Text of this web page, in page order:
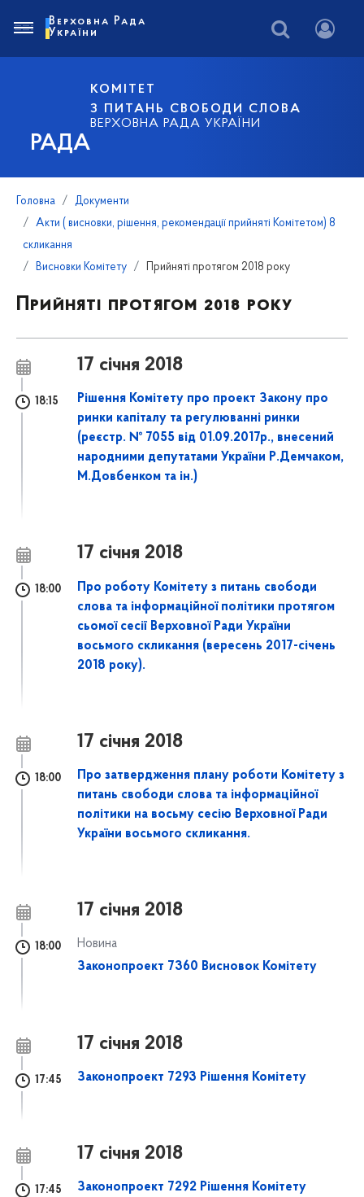
РАДА
КОМІТЕТ
З ПИТАНЬ СВОБОДИ СЛОВА
ВЕРХОВНА РАДА УКРАЇНИ
Верховна Рада
України
Головна
Документи
Акти ( висновки, рішення, рекомендації прийняті Комітетом) 8
скликання
Висновки Комітету
Прийняті протягом 2018 року
Прийняті протягом 2018 року
17 січня 2018
18:15
Рішення Комітету про проект Закону про
ринки капіталу та регулюванні ринки
(реєстр. № 7055 від 01.09.2017р., внесений
народними депутатами України Р.Демчаком,
М.Довбенком та ін.)
17 січня 2018
18:00
Про роботу Комітету з питань свободи
слова та інформаційної політики протягом
сьомої сесії Верховної Ради України
восьмого скликання (вересень 2017-січень
2018 року).
17 січня 2018
18:00
Про затвердження плану роботи Комітету з
питань свободи слова та інформаційної
політики на восьму сесію Верховної Ради
України восьмого скликання.
17 січня 2018
18:00
Новина
Законопроект 7360 Висновок Комітету
17 січня 2018
17:45 Законопроект 7293 Рішення Комітету
17 січня 2018
17:45 Законопроект 7292 Рішення Комітету